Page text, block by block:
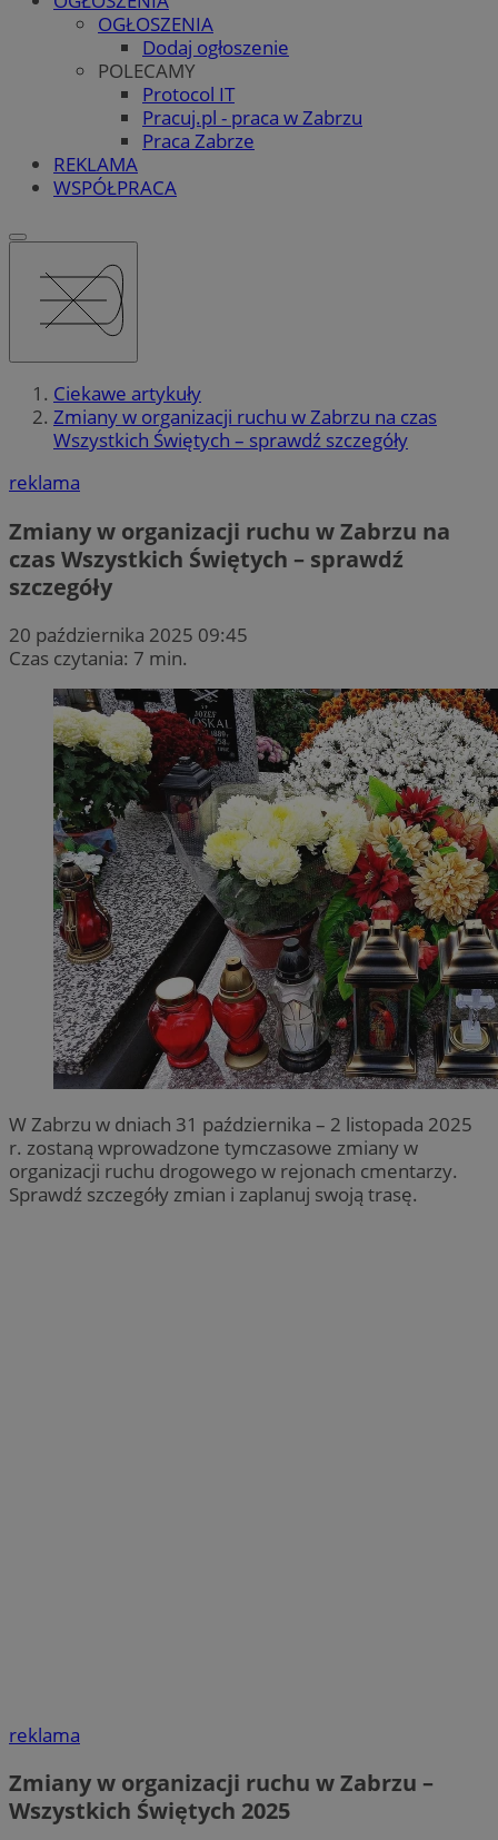
OGŁOSZENIA
Dodaj ogłoszenie
POLECAMY
Protocol IT
Pracuj.pl - praca w Zabrzu
Praca Zabrze
REKLAMA
WSPÓŁPRACA
Ciekawe artykuły
Zmiany w organizacji ruchu w Zabrzu na czas
Wszystkich Świętych – sprawdź szczegóły
reklama
Zmiany w organizacji ruchu w Zabrzu na
czas Wszystkich Świętych – sprawdź
szczegóły
20 października 2025 09:45
Czas czytania: 7 min.
W Zabrzu w dniach 31 października – 2 listopada 2025
r. zostaną wprowadzone tymczasowe zmiany w
organizacji ruchu drogowego w rejonach cmentarzy.
Sprawdź szczegóły zmian i zaplanuj swoją trasę.
reklama
Zmiany w organizacji ruchu w Zabrzu –
Wszystkich Świętych 2025